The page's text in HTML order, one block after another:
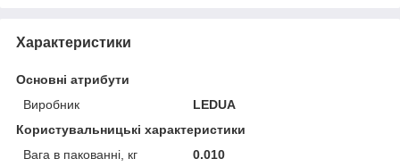
Характеристики
Основні атрибути
Виробник
LEDUA
Користувальницькі характеристики
Вага в пакованні, кг
0.010